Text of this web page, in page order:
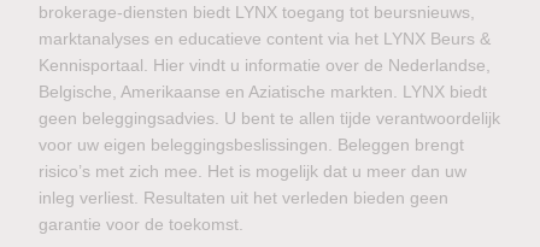
brokerage-diensten biedt LYNX toegang tot beursnieuws,
marktanalyses en educatieve content via het LYNX Beurs &
Kennisportaal. Hier vindt u informatie over de Nederlandse,
Belgische, Amerikaanse en Aziatische markten. LYNX biedt
geen beleggingsadvies. U bent te allen tijde verantwoordelijk
voor uw eigen beleggingsbeslissingen. Beleggen brengt
risico’s met zich mee. Het is mogelijk dat u meer dan uw
inleg verliest. Resultaten uit het verleden bieden geen
garantie voor de toekomst.